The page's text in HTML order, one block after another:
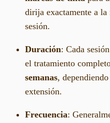
dirija exactamente a la
sesión.
Duración: Cada
el tratamiento
semanas,
extensión.
Frecuencia: